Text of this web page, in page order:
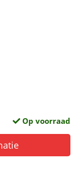
Op voorraad